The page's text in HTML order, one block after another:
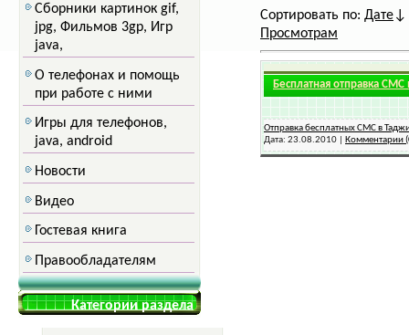
Сборники картинок gif,
jpg, Фильмов 3gp, Игр
java,
О телефонах и помощь
при работе с ними
Игры для телефонов,
java, android
Новости
Видео
Гостевая книга
Правообладателям
Категории раздела
Сортировать по: Дате↓
Просмотрам
Бесплатная отправка СМС
Отправка бесплатных СМС в
Дата: 23.08.2010 Комментарии